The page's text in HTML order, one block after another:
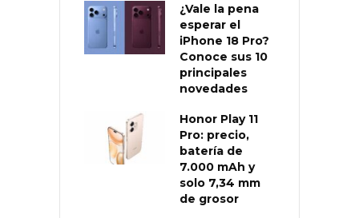
¿Vale la pena
esperar el
iPhone 18 Pro?
Conoce sus 10
principales
novedades
Honor Play 11
Pro: precio,
batería de
7.000 mAh y
solo 7,34 mm
de grosor